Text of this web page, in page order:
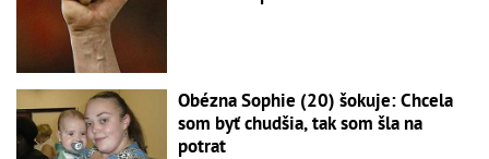
Obézna Sophie (20) šokuje: Chcela
som byť chudšia, tak som šla na
potrat